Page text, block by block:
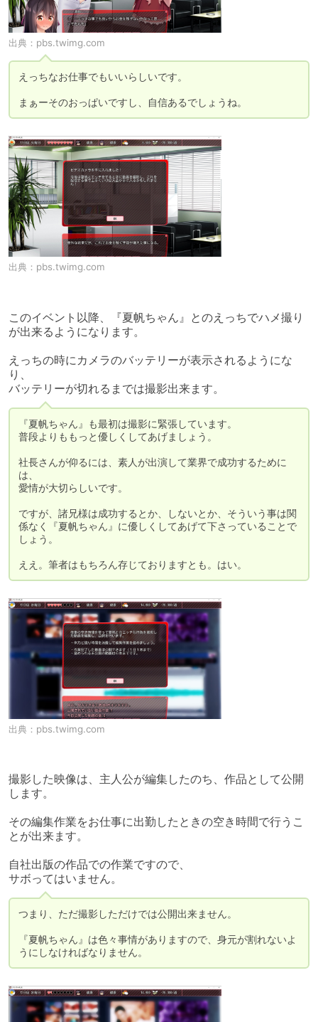
出典： pbs.twimg.com
えっちなお仕事でもいいらしいです。
まぁーそのおっぱいですし、自信あるでしょうね。
出典： pbs.twimg.com
このイベント以降、『夏帆ちゃん』とのえっちでハメ撮り
が出来るようになります。
えっちの時にカメラのバッテリーが表示されるようにな
り、
バッテリーが切れるまでは撮影出来ます。
『夏帆ちゃん』も最初は撮影に緊張しています。
普段よりももっと優しくしてあげましょう。
社長さんが仰るには、素人が出演して業界で成功するために
は、
愛情が大切らしいです。
ですが、諸兄様は成功するとか、しないとか、そういう事は関
係なく『夏帆ちゃん』に優しくしてあげて下さっていることで
しょう。
ええ。筆者はもちろん存じておりますとも。はい。
出典： pbs.twimg.com
撮影した映像は、主人公が編集したのち、作品として公開
します。
その編集作業をお仕事に出勤したときの空き時間で行うこ
とが出来ます。
自社出版の作品での作業ですので、
サボってはいません。
つまり、ただ撮影しただけでは公開出来ません。
『夏帆ちゃん』は色々事情がありますので、身元が割れないよ
うにしなければなりません。